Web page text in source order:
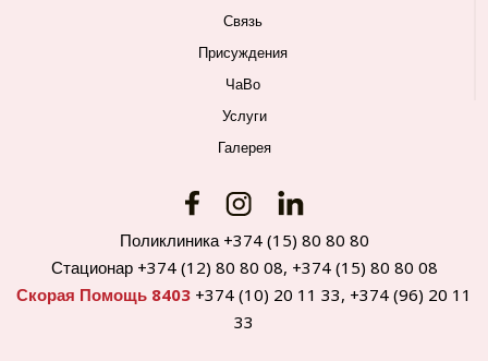
Связь
Присуждения
ЧаВо
Услуги
Галерея
Поликлиника +374 (15) 80 80 80
Стационар +374 (12) 80 80 08, +374 (15) 80 80 08
Скорая Помощь 8403 +374 (10) 20 11 33, +374 (96) 20 11
33